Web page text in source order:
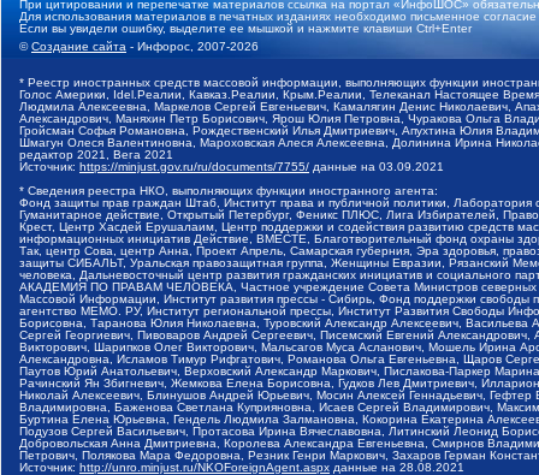
При цитировании и перепечатке материалов ссылка на портал «ИнфоШОС»
Для использования материалов в печатных изданиях необходимо письменное
Если вы увидели ошибку, выделите ее мышкой и нажмите клавиши Ctrl+Enter
©Создание сайта - Инфорос, 2007-2026
* Реестр иностранных средств массовой информации, выполняющих функции
Голос Америки, Idel.Реалии, Кавказ.Реалии, Крым.Реалии, Телеканал Настоящее
Людмила Алексеевна, Маркелов Сергей Евгеньевич, Камалягин Денис Николаевич,
Александрович, Маняхин Петр Борисович, Ярош Юлия Петровна, Чуракова Ольга
Гройсман Софья Романовна, Рождественский Илья Дмитриевич, Апухтина Юлия
Шмагун Олеся Валентиновна, Мароховская Алеся Алексеевна, Долинина Ирина
редактор 2021, Вега 2021
Источник: https://minjust.gov.ru/ru/documents/7755/ данные на 03.09.2021
* Сведения реестра НКО, выполняющих функции иностранного агента:
Фонд защиты прав граждан Штаб, Институт права и публичной политики,
Гуманитарное действие, Открытый Петербург, Феникс ПЛЮС, Лига Избирателей,
Крест, Центр Хасдей Ерушалаим, Центр поддержки и содействия развитию средств
информационных инициатив Действие, ВМЕСТЕ, Благотворительный фонд охраны
Так, центр Сова, центр Анна, Проект Апрель, Самарская губерния, Эра здоровья,
защиты СИБАЛЬТ, Уральская правозащитная группа, Женщины Евразии, Рязанский
человека, Дальневосточный центр развития гражданских инициатив и социального
АКАДЕМИЯ ПО ПРАВАМ ЧЕЛОВЕКА, Частное учреждение Совета Министров северных
Массовой Информации, Институт развития прессы - Сибирь, Фонд поддержки
агентство МЕМО. РУ, Институт региональной прессы, Институт Развития Свободы
Борисовна, Таранова Юлия Николаевна, Туровский Александр Алексеевич,
Сергей Георгиевич, Пивоваров Андрей Сергеевич, Писемский Евгений
Викторович, Шарипков Олег Викторович, Мальсагов Муса Асланович, Мошель Ирина
Александровна, Исламов Тимур Рифгатович, Романова Ольга Евгеньевна, Щаров
Паутов Юрий Анатольевич, Верховский Александр Маркович, Пислакова-Паркер
Рачинский Ян Збигневич, Жемкова Елена Борисовна, Гудков Лев Дмитриевич,
Николай Алексеевич, Блинушов Андрей Юрьевич, Мосин Алексей Геннадьевич,
Владимировна, Баженова Светлана Куприяновна, Исаев Сергей Владимирович,
Буртина Елена Юрьевна, Гендель Людмила Залмановна, Кокорина Екатерина
Подузов Сергей Васильевич, Протасова Ирина Вячеславовна, Литинский Леонид
Добровольская Анна Дмитриевна, Королева Александра Евгеньевна, Смирнов
Петрович, Полякова Мара Федоровна, Резник Генри Маркович, Захаров Герман
Источник: http://unro.minjust.ru/NKOForeignAgent.aspx данные на 28.08.2021